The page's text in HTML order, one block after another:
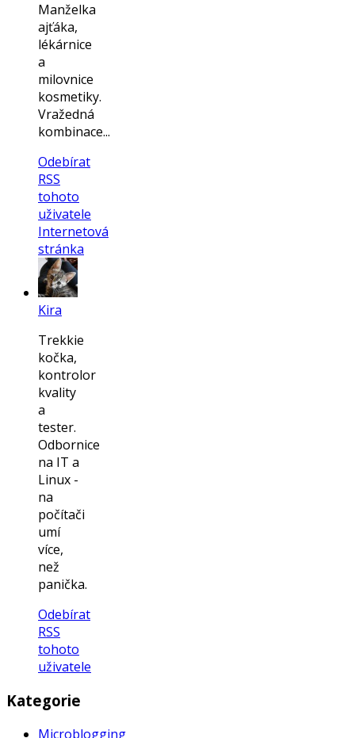
Manželka
ajťáka,
lékárnice
a
milovnice
kosmetiky.
Vražedná
kombinace...
Odebírat
RSS
tohoto
uživatele
Internetová
stránka
Kira
Trekkie
kočka,
kontrolor
kvality
a
tester.
Odbornice
na IT a
Linux -
na
počítači
umí
více,
než
panička.
Odebírat
RSS
tohoto
uživatele
Kategorie
Microblogging